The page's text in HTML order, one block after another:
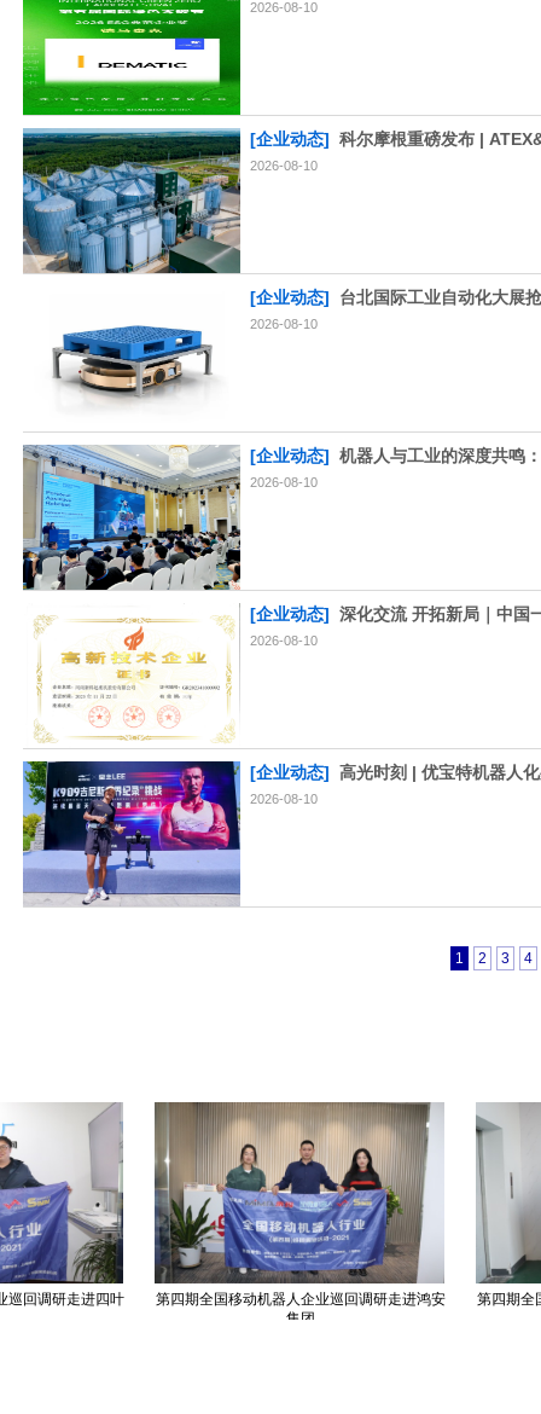
2026-08-10
[企业动态] 科尔摩根重磅发布 |
2026-08-10
[企业动态] 台北国际工业自动化大展
2026-08-10
[企业动态] 机器人与工业的深度共鸣
2026-08-10
[企业动态] 深化交流 开拓新局｜中国
2026-08-10
[企业动态] 高光时刻 | 优宝特机器人
2026-08-10
1 2 3 4
调研走进四叶
第四期全国移动机器人企业巡回调研走进鸿安
第四期全国移